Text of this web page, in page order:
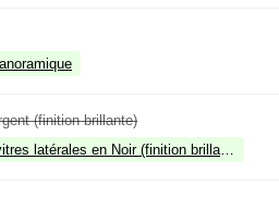
(finition brillante)
latérales en Noir (finition brillante)